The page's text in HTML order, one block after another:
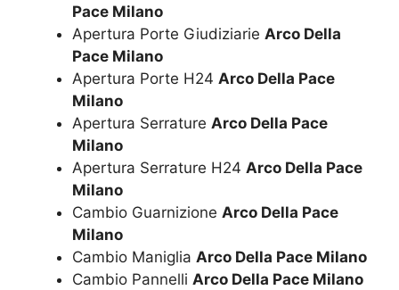
Pace Milano
Apertura Porte Giudiziarie Arco Della
Pace Milano
Apertura Porte H24 Arco Della Pace
Milano
Apertura Serrature Arco Della Pace
Milano
Apertura Serrature H24 Arco Della Pace
Milano
Cambio Guarnizione Arco Della Pace
Milano
Cambio Maniglia Arco Della Pace Milano
Cambio Pannelli Arco Della Pace Milano